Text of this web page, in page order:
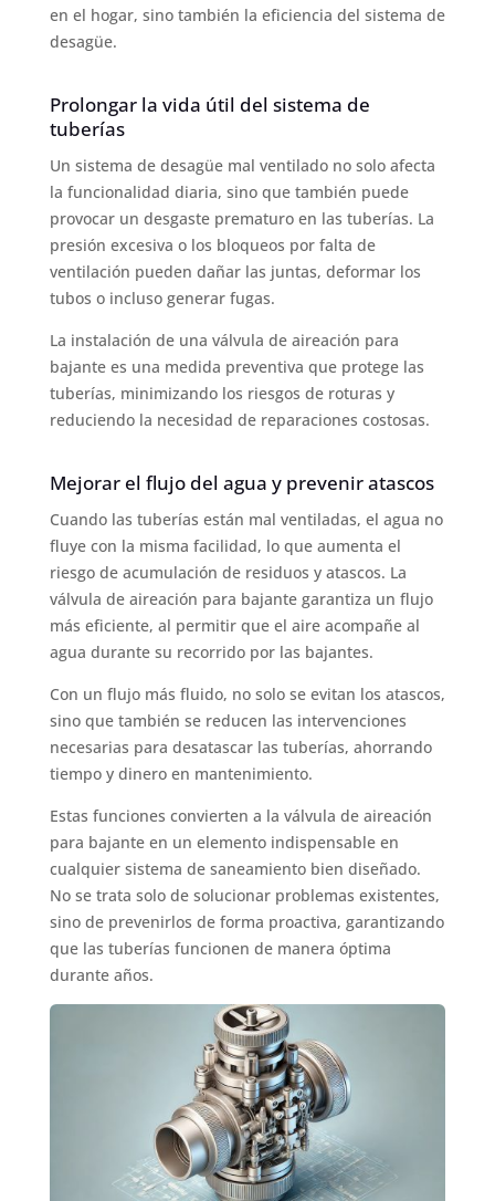
en el hogar, sino también la eficiencia del sistema de
desagüe.
Prolongar la vida útil del sistema de
tuberías
Un sistema de desagüe mal ventilado no solo afecta
la funcionalidad diaria, sino que también puede
provocar un desgaste prematuro en las tuberías. La
presión excesiva o los bloqueos por falta de
ventilación pueden dañar las juntas, deformar los
tubos o incluso generar fugas.
La instalación de una válvula de aireación para
bajante es una medida preventiva que protege las
tuberías, minimizando los riesgos de roturas y
reduciendo la necesidad de reparaciones costosas.
Mejorar el flujo del agua y prevenir atascos
Cuando las tuberías están mal ventiladas, el agua no
fluye con la misma facilidad, lo que aumenta el
riesgo de acumulación de residuos y atascos. La
válvula de aireación para bajante garantiza un flujo
más eficiente, al permitir que el aire acompañe al
agua durante su recorrido por las bajantes.
Con un flujo más fluido, no solo se evitan los atascos,
sino que también se reducen las intervenciones
necesarias para desatascar las tuberías, ahorrando
tiempo y dinero en mantenimiento.
Estas funciones convierten a la válvula de aireación
para bajante en un elemento indispensable en
cualquier sistema de saneamiento bien diseñado.
No se trata solo de solucionar problemas existentes,
sino de prevenirlos de forma proactiva, garantizando
que las tuberías funcionen de manera óptima
durante años.